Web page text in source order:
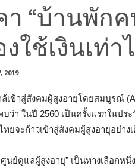
า “บ้านพัก
ใช้เงินเท่า
2019
เข้าสู่สังคมผู้สูงอายุโดยสมบูรณ์
บว่า ในปี 2560 เป็นครั้งแรกในป
ทยจะก้าวเข้าสู่สังคมผู้สูงอายุอย่าง
นย์ดูแลผู้สูงอายุ” เป็นทางเลือกห